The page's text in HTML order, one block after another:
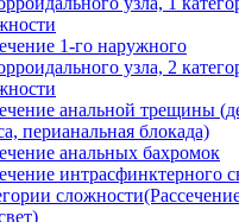
1-го наружного
узла, 2
анальной трещины
перианальная блокада)
анальных бахромок
интрасфинктерного